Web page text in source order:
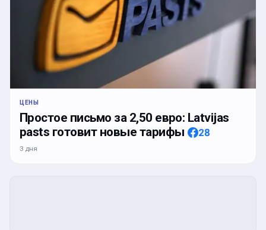
ЦЕНЫ
Простое письмо за 2,50 евро: Latvijas
pasts готовит новые тарифы
28
3 дня